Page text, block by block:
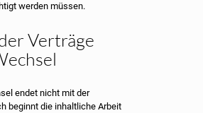
werden müssen.
Verträge
endet nicht mit der
beginnt die inhaltliche Arbeit